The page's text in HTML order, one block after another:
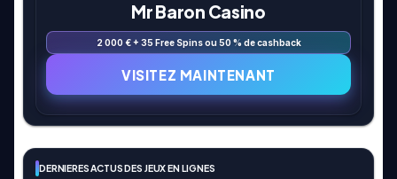
Mr Baron Casino
2 000 € + 35 Free Spins ou 50 % de cashback
VISITEZ MAINTENANT
DERNIERES ACTUS DES JEUX EN LIGNES